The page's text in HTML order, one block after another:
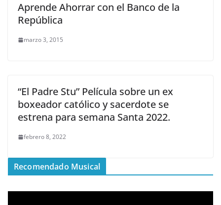
Aprende Ahorrar con el Banco de la
República
marzo 3, 2015
“El Padre Stu” Película sobre un ex
boxeador católico y sacerdote se
estrena para semana Santa 2022.
febrero 8, 2022
Recomendado Musical